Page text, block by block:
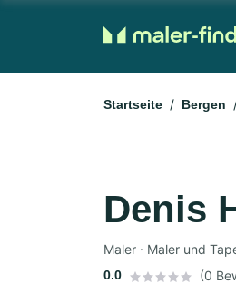
Startseite Bergen
Denis
Maler · Maler und
0.0 (0